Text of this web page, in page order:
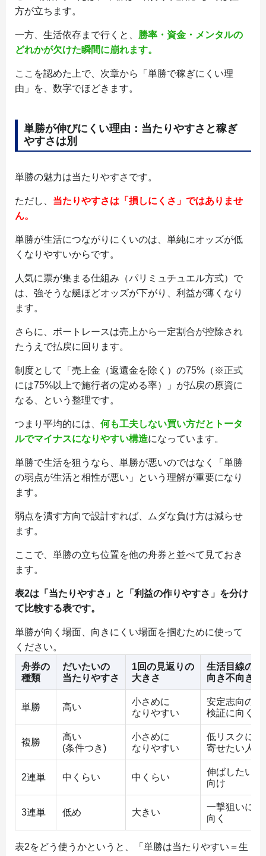
方が立ちます。
一方、生活依存まで行くと、 勝率・資金・メンタルの
どれかが欠けた瞬間に崩れます。
ここを認めた上で、次章から「単勝で稼ぎにくい理
由」を、数字でほどきます。
単勝が伸びにくい理由：当たりやすさと稼ぎ
やすさは別
単勝の魅力は当たりやすさです。
ただし、 当たりやすさは「損しにくさ」ではありませ
ん。
単勝が生活につながりにくいのは、単純にオッズが低
くなりやすいからです。
人気に票が集まる仕組み（パリミュチュエル方式）で
は、強そうな艇ほどオッズが下がり、利益が薄くなり
ます。
さらに、ボートレースは売上から一定割合が控除され
たうえで払戻に回ります。
制度として「売上金（返還金を除く）の75%（※正式
には75%以上で施行者の定める率）」が払戻の原資に
なる、という整理です。
つまり平均的には、 何も工夫しない買い方だとトータ
ルでマイナスになりやすい構造になっています。
単勝で生活を狙うなら、単勝が悪いのではなく「単勝
の弱点が生活と相性が悪い」という理解が重要になり
ます。
弱点を潰す方向で設計すれば、ムダな負け方は減らせ
ます。
ここで、単勝の立ち位置を他の舟券と並べて見ておき
ます。
表2は「当たりやすさ」と「利益の作りやすさ」を分け
て比較する表です。
単勝が向く場面、向きにくい場面を掴むために使って
ください。
舟券の
種類
だいたいの
当たりやすさ
1回の見返りの
大きさ
生活目線の
向き不向き
単勝 高い
小さめに
なりやすい
安定志向の練
検証に向く
複勝
高い
(条件つき)
小さめに
なりやすい
低リスクに
寄せたい人向
2連単 中くらい 中くらい
伸ばしたい人
向け
3連単 低め 大きい
一撃狙いに
向く
表2をどう使うかというと、「単勝は当たりやすい＝生